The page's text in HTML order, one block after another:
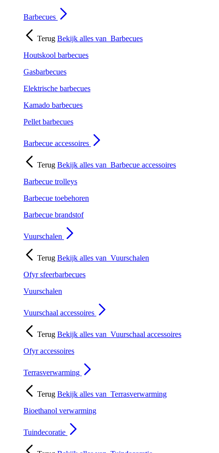
Barbecues
Terug Bekijk alles van Barbecues
Houtskool barbecues
Gasbarbecues
Elektrische barbecues
Kamado barbecues
Pellet barbecues
Barbecue accessoires
Terug Bekijk alles van Barbecue accessoires
Barbecue trolleys
Barbecue toebehoren
Barbecue brandstof
Vuurschalen
Terug Bekijk alles van Vuurschalen
Ofyr sfeerbarbecues
Vuurschalen
Vuurschaal accessoires
Terug Bekijk alles van Vuurschaal accessoires
Ofyr accessoires
Terrasverwarming
Terug Bekijk alles van Terrasverwarming
Bioethanol verwarming
Tuindecoratie